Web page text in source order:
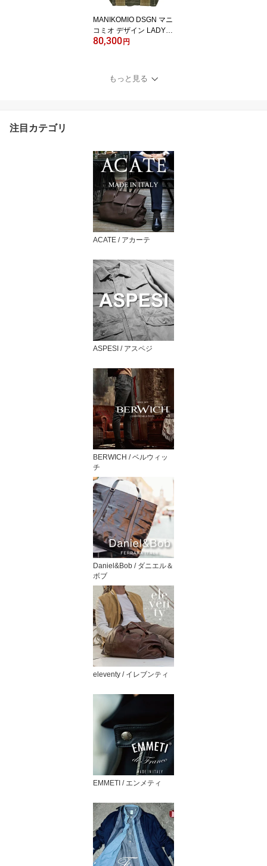
MANIKOMIO DSGN マニ
コミオ デザイン LADY24
NEW TENT CAMP MILIT
ア ユニセックス
80,300円
もっと見る
注目カテゴリ
ACATE / アカーテ
ASPESI / アスペジ
BERWICH / ベルウィッ
チ
Daniel&Bob / ダニエル＆
ボブ
eleventy / イレブンティ
EMMETI / エンメティ